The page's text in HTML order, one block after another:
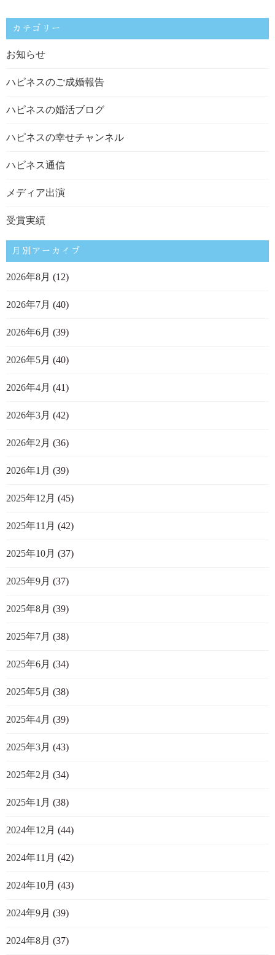
カテゴリー
お知らせ
ハピネスのご成婚報告
ハピネスの婚活ブログ
ハピネスの幸せチャンネル
ハピネス通信
メディア出演
受賞実績
月別アーカイブ
2026年8月 (12)
2026年7月 (40)
2026年6月 (39)
2026年5月 (40)
2026年4月 (41)
2026年3月 (42)
2026年2月 (36)
2026年1月 (39)
2025年12月 (45)
2025年11月 (42)
2025年10月 (37)
2025年9月 (37)
2025年8月 (39)
2025年7月 (38)
2025年6月 (34)
2025年5月 (38)
2025年4月 (39)
2025年3月 (43)
2025年2月 (34)
2025年1月 (38)
2024年12月 (44)
2024年11月 (42)
2024年10月 (43)
2024年9月 (39)
2024年8月 (37)